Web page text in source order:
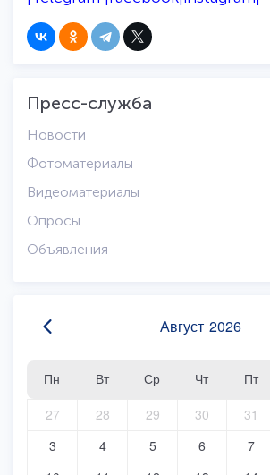
Пресс-служба
Новости
Фотоматериалы
Видеоматериалы
Опросы
Объявления
Август 2026
Пн Вт Ср Чт Пт
27
28 29 30 31
3
4 5 6 7